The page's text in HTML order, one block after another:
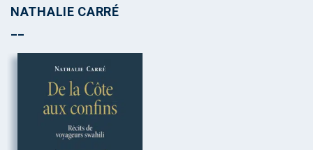
NATHALIE CARRÉ